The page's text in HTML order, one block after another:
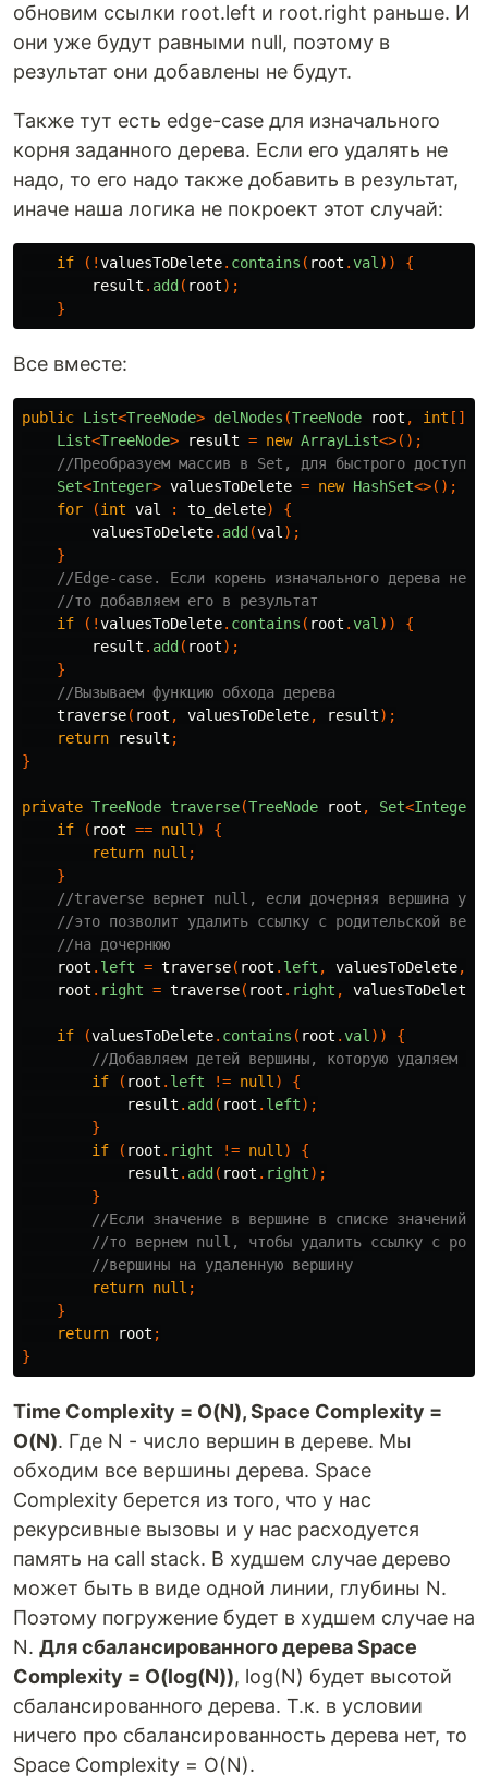
обновим ссылки root.left и root.right раньше. И
они уже будут равными null, поэтому в
результат они добавлены не будут.
Также тут есть edge-case для изначального
корня заданного дерева. Если его удалять не
надо, то его надо также добавить в результат,
иначе наша логика не покроект этот случай:
if (!valuesToDelete. contains ( root .val))
{
result . add ( root);
}
Все вместе:
public List<TreeNode> delNodes (TreeNode root , int []
List<TreeNode> result = new ArrayList<>();
//Преобразуем массив в Set, для быстрого доступа
Set<Integer> valuesToDelete = new HashSet<>();
for
(int val : to_delete)
{
valuesToDelete. add (val);
}
//Edge-case. Если корень изначального дерева не
//то добавляем его в результат
if
(!valuesToDelete. contains ( root .val))
{
result . add ( root);
}
//Вызываем функцию обхода дерева
traverse( root , valuesToDelete, result);
return
result ;
}
private TreeNode traverse(TreeNode root , Set<Integer
if
( root == null)
{
return null ;
}
//traverse вернет null, если дочерняя вершина
//это позволит удалить ссылку с родительской
//на дочернюю
root . left = traverse( root . left , valuesToDelete,
root . right = traverse( root . right , valuesToDelete
if (valuesToDelete. contains ( root .val))
{
//Добавляем детей вершины, которую удаляем в
if
( root . left != null)
{
result . add ( root . left);
}
if
( root . right != null)
{
result . add ( root . right);
}
//Если значение в вершине в списке значений
//то вернем null, чтобы удалить ссылку с
//вершины на удаленную вершину
return null ;
}
return
root ;
}
Time Complexity = O(N), Space Complexity =
O(N). Где N - число вершин в дереве. Мы
обходим все вершины дерева. Space
Complexity берется из того, что у нас
рекурсивные вызовы и у нас расходуется
память на call stack. В худшем случае дерево
может быть в виде одной линии, глубины N.
Поэтому погружение будет в худшем случае на
N. Для сбалансированного дерева Space
Complexity = O(log(N)), log(N) будет высотой
сбалансированного дерева. Т.к. в условии
ничего про сбалансированность дерева нет, то
Space Complexity = O(N).